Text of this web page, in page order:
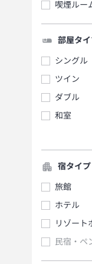
喫煙ルー
部屋タ
シングル
ツイン
ダブル
和室
宿タイプ
旅館
ホテル
リゾート
民宿・ペ